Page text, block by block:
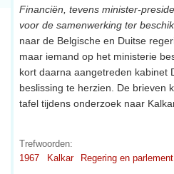
Financiën, tevens minister-
voor de samenwerking ter
naar de Belgische en Duitse
maar iemand op het ministerie
kort daarna aangetreden kabinet
beslissing te herzien. De brieven
tafel tijdens onderzoek naar
Trefwoorden:
1967
Kalkar Regering en parlement